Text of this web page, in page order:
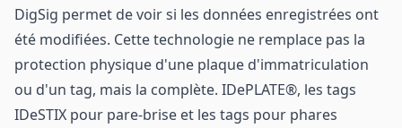
DigSig permet de voir si les données enregistrées ont
été modifiées. Cette technologie ne remplace pas la
protection physique d'une plaque d'immatriculation
ou d'un tag, mais la complète. IDePLATE®, les tags
IDeSTIX pour pare-brise et les tags pour phares